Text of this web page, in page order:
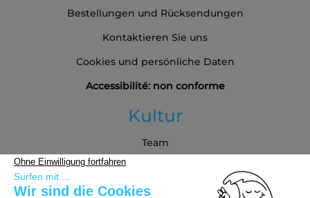
Bestellungen und Rücksendungen
Kontaktieren Sie uns
Cookies und persönliche Daten
Accessibilité: non conforme
Kultur
Team
Partners